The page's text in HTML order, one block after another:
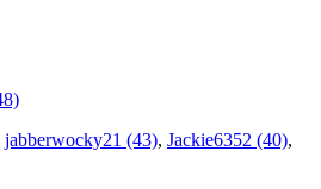
jabberwocky21 (43), Jackie6352 (40),